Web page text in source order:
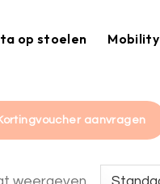
op stoelen Mobility
aanvragen